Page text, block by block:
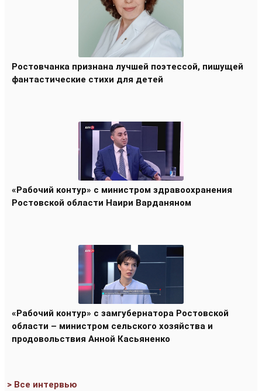
Ростовчанка признана лучшей поэтессой, пишущей
фантастические стихи для детей
«Рабочий контур» с министром здравоохранения
Ростовской области Наири Варданяном
«Рабочий контур» с замгубернатора Ростовской
области – министром сельского хозяйства и
продовольствия Анной Касьяненко
> Все интервью